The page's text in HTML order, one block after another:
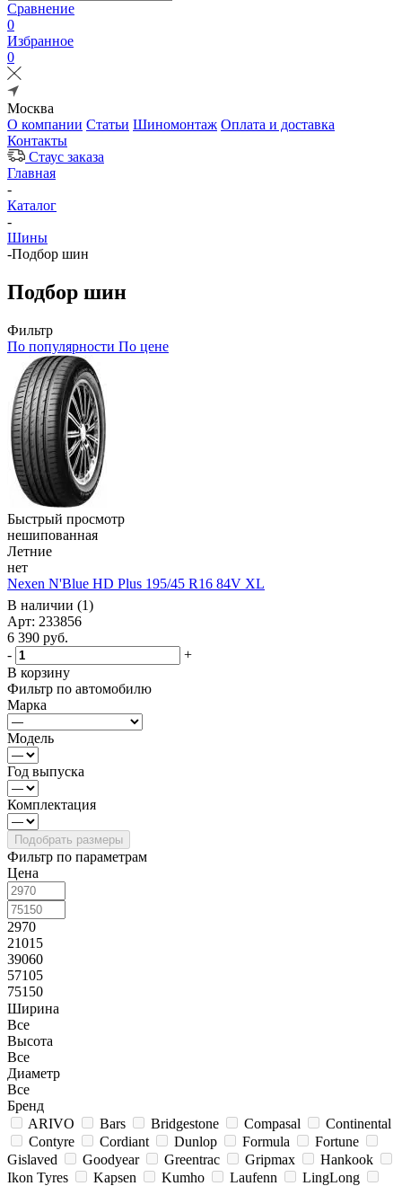
Сравнение
0
Избранное
0
Москва
О компании Статьи Шиномонтаж Оплата и доставка
Контакты
Стаус заказа
Главная
-
Каталог
-
Шины
-Подбор шин
Подбор шин
Фильтр
По популярности По цене
Быстрый просмотр
нешипованная
Летние
нет
Nexen N'Blue HD Plus 195/45 R16 84V XL
В наличии (1)
Арт: 233856
6 390 руб.
-
+
В корзину
Фильтр по автомобилю
Марка
Модель
Год выпуска
Комплектация
Фильтр по параметрам
Цена
2970
21015
39060
57105
75150
Ширина
Все
Высота
Все
Диаметр
Все
Бренд
ARIVO
Bars Bridgestone Compasal
Continental
Contyre
Cordiant Dunlop Formula
Fortune
Gislaved
Goodyear Greentrac Gripmax
Hankook
Ikon Tyres
Kapsen Kumho Laufenn
LingLong